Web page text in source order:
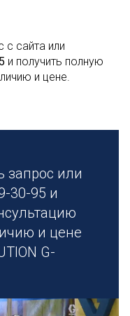
сайта или
и получить полную
и цене.
запрос или
30-95 и
и цене
G-